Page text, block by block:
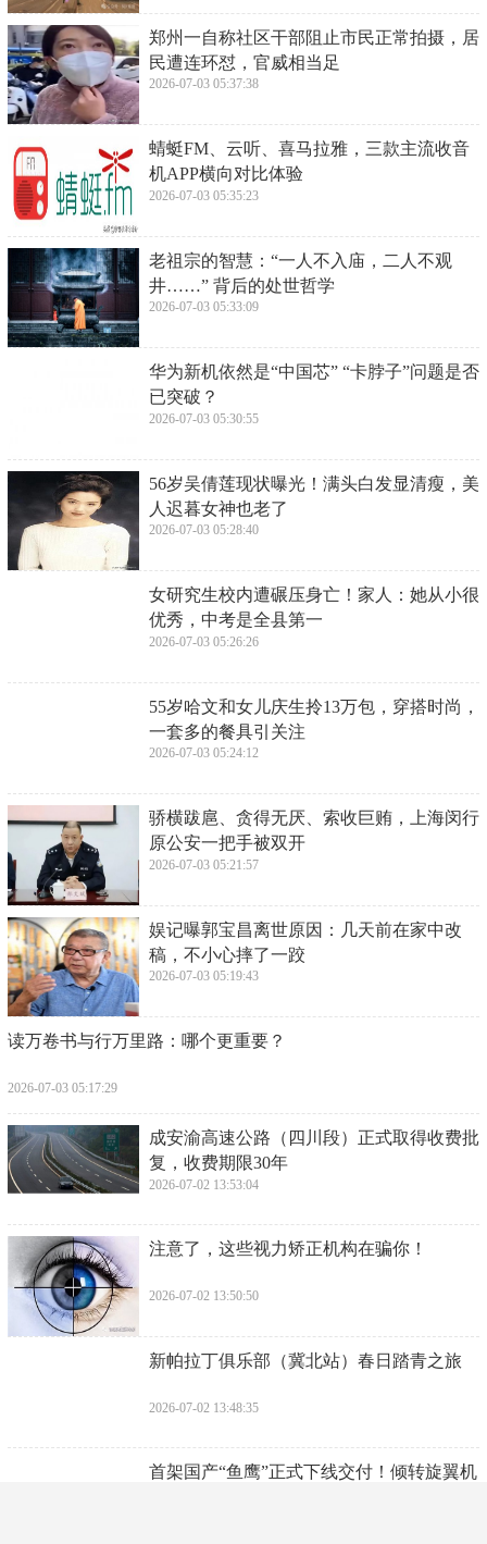
​《漠河舞厅》这首歌为什么会火，杀人又放
火又是什么意思？
2026-07-05 08:17:49
​【限时1天】教你提前布局，轻松拿海盗旗
帜玩具+海盗幻化套装！
2026-07-05 08:15:35
​郑州一自称社区干部阻止市民正常拍摄，居
民遭连环怼，官威相当足
2026-07-03 05:37:38
​蜻蜓FM、云听、喜马拉雅，三款主流收音
机APP横向对比体验
2026-07-03 05:35:23
老祖宗的智慧：“一人不入庙，二人不观
井……” 背后的处世哲学
2026-07-03 05:33:09
​华为新机依然是“中国芯” “卡脖子”问题是否
已突破？
2026-07-03 05:30:55
​56岁吴倩莲现状曝光！满头白发显清瘦，美
人迟暮女神也老了
2026-07-03 05:28:40
​女研究生校内遭碾压身亡！家人：她从小很
优秀，中考是全县第一
2026-07-03 05:26:26
​55岁哈文和女儿庆生拎13万包，穿搭时尚，
一套多的餐具引关注
2026-07-03 05:24:12
​骄横跋扈、贪得无厌、索收巨贿，上海闵行
​娱记曝郭宝昌离世原因：几天前在家中改
稿，不小心摔了一跤
​读万卷书与行万里路：哪个更重要？
2026-07-03 05:17:29
​成安渝高速公路（四川段）正式取得收费批
2026-07-02 13:53:04
​注意了，这些视力矫正机构在骗你！